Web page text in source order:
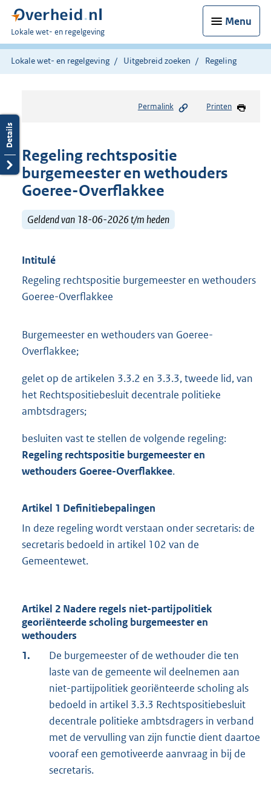
Menu
U
bent
hier:
Lokale wet- en regelgeving
Lokale wet- en regelgeving Uitgebreid zoeken Regeling
Permalink Printen
Regeling rechtspositie
burgemeester en wethouders
Goeree-Overflakkee
Geldend van 18-06-2026 t/m heden
Intitulé
Regeling rechtspositie burgemeester en wethouders
Goeree-Overflakkee
Burgemeester en wethouders van Goeree-
Overflakkee;
gelet op de artikelen 3.3.2 en 3.3.3, tweede lid, van
het Rechtspositiebesluit decentrale politieke
ambtsdragers;
besluiten vast te stellen de volgende regeling:
Regeling rechtspositie burgemeester en
wethouders Goeree-Overflakkee.
Artikel 1 Definitiebepalingen
In deze regeling wordt verstaan onder secretaris: de
secretaris bedoeld in artikel 102 van de
Gemeentewet.
Artikel 2 Nadere regels niet-partijpolitiek
georiënteerde scholing burgemeester en
wethouders
1.
De burgemeester of de wethouder die ten
laste van de gemeente wil deelnemen aan
niet-partijpolitiek georiënteerde scholing als
bedoeld in artikel 3.3.3 Rechtspositiebesluit
decentrale politieke ambtsdragers in verband
met de vervulling van zijn functie dient daartoe
vooraf een gemotiveerde aanvraag in bij de
secretaris.